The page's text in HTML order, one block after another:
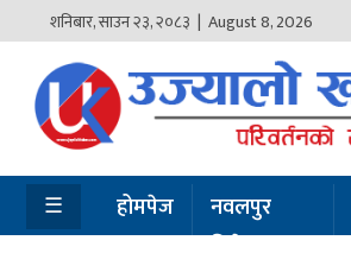
शनिबार,साउन२३,२०८३ | August 8, 2026
होमपेज
नवलपुर
विशेष
☰ होमपेज
नवलपुर